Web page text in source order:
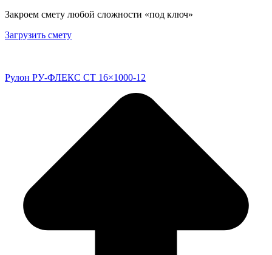
Закроем смету любой сложности «под ключ»
Загрузить смету
Рулон РУ-ФЛЕКС СТ 16×1000-12